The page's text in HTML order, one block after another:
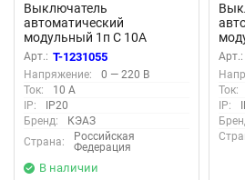
Выключатель
автоматический
модульный 1п C 10А
OptiDin BM63-1C10-DC-
УХЛ3 КЭАЗ 261157
Арт.: T-1231055
Напряжение:
0 — 220 В
Ток:
10 А
IP:
IP20
Бренд:
КЭАЗ
Страна:
Российская
Федерация
В наличии
Арт.:
Ток:
IP: